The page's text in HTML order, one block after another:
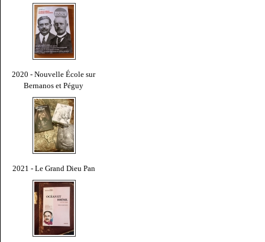
2020 - Nouvelle École sur
Bernanos et Péguy
2021 - Le Grand Dieu Pan